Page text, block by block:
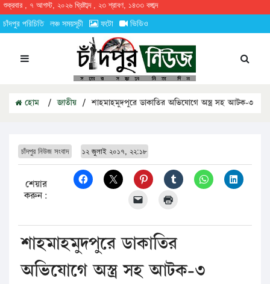
শুক্রবার , ৭ আগস্ট, ২০২৬ খ্রিষ্টাব্দ , ২৩ শ্রাবণ, ১৪৩৩ বঙ্গাব্দ
চাঁদপুর পরিচিতি লঞ্চ সময়সূচী ফটো ভিডিও
হোম / জাতীয় / শাহমাহমুদপুরে ডাকাতির অভিযোগে অস্ত্র সহ আটক-৩
চাঁদপুর নিউজ সংবাদ ১২ জুলাই ২০১৭, ২২:১৮
শেয়ার
করুন:
শাহমাহমুদপুরে ডাকাতির
অভিযোগে অস্ত্র সহ আটক-৩